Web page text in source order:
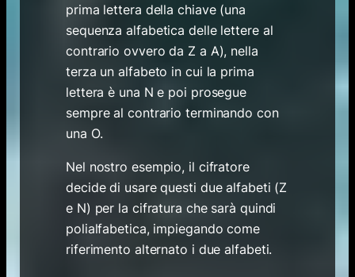
prima lettera della chiave (una
sequenza alfabetica delle lettere al
contrario ovvero da Z a A), nella
terza un alfabeto in cui la prima
lettera è una N e poi prosegue
sempre al contrario terminando con
una O.
Nel nostro esempio, il cifratore
decide di usare questi due alfabeti (Z
e N) per la cifratura che sarà quindi
polialfabetica, impiegando come
riferimento alternato i due alfabeti.